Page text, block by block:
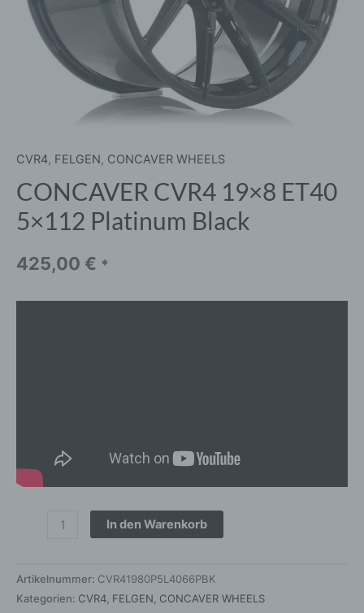
CVR4, FELGEN, CONCAVER WHEELS
CONCAVER CVR4 19×8 ET40
5×112 Platinum Black
425,00 € *
In den Warenkorb
Artikelnummer: CVR41980P5L4066PBK
Kategorien: CVR4 FELGEN CONCAVER WHEELS